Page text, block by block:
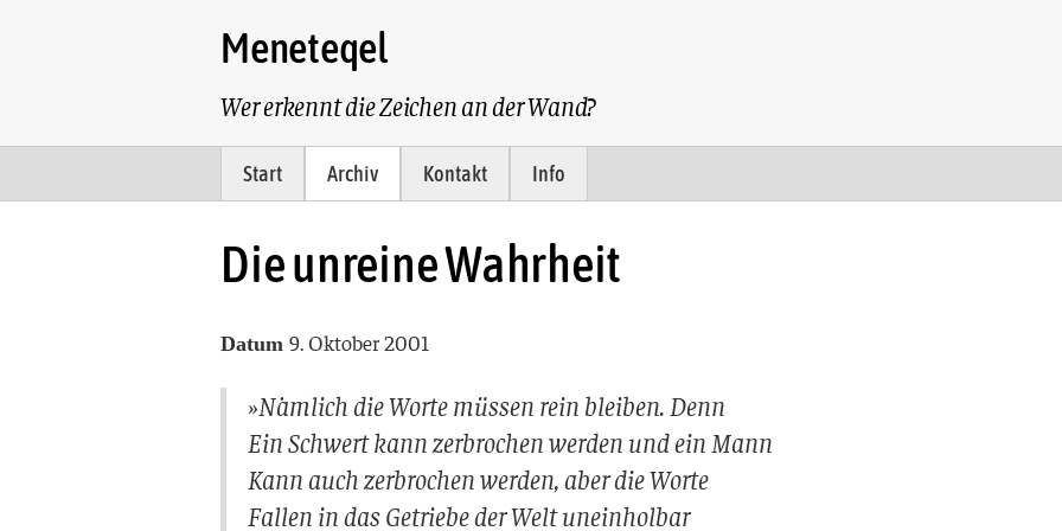
Meneteqel
Wer erkennt die Zeichen an der Wand?
Start Archiv Kontakt Info
Die unreine Wahrheit
Datum 9. Oktober 2001
»Nämlich die Worte müssen rein bleiben. Denn
Ein Schwert kann zerbrochen werden und ein Mann
Kann auch zerbrochen werden, aber die Worte
Fallen in das Getriebe der Welt uneinholbar